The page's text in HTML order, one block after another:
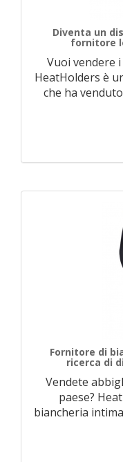
Diventa un
fornitore
Vuoi vendere
HeatHolders è
che ha
Fornitore di
ricerca di
Vendete
paese?
biancheria